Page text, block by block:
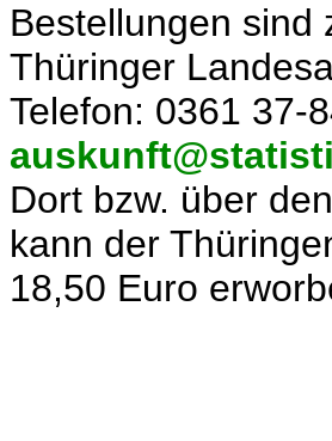
Bestellungen sind
Thüringer
Telefon: 0361 37-
Dort bzw. über den
kann der
18,50 Euro